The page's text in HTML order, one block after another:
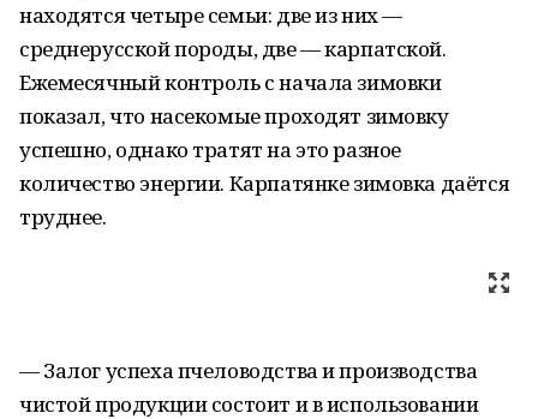
находятся четыре семьи: две из них —
среднерусской породы, две — карпатской.
Ежемесячный контроль с начала зимовки
показал, что насекомые проходят зимовку
успешно, однако тратят на это разное
количество энергии. Карпатянке зимовка даётся
труднее.
— Залог успеха пчеловодства и производства
чистой продукции состоит и в использовании